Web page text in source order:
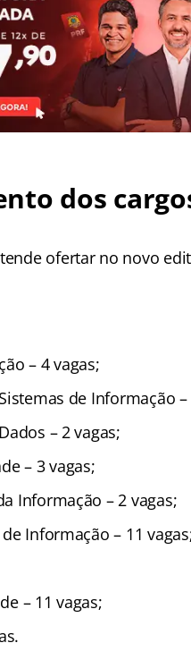
dos
ofertar no novo
– 4 vagas;
de Informação –
– 2 vagas;
– 3 vagas;
Informação – 2 vagas;
Informação – 11
– 11 vagas;